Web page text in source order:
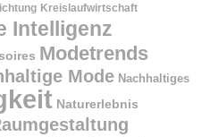
Kreislaufwirtschaft
Intelligenz
Modetrends
Mode Nachhaltiges
Naturerlebnis